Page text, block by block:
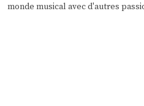
monde musical avec d'autres